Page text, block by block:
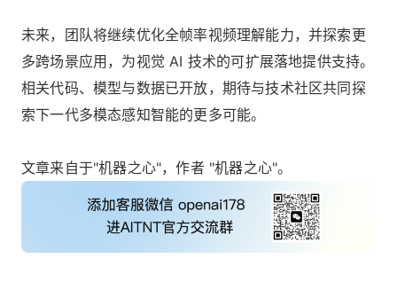
未来，团队将继续优化全帧率视频理解能力，并探索更
多跨场景应用，为视觉 AI 技术的可扩展落地提供支持。
相关代码、模型与数据已开放，期待与技术社区共同探
索下一代多模态感知智能的更多可能。
文章来自于"机器之心"，作者 "机器之心"。